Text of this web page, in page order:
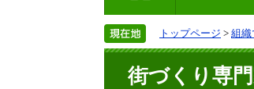
トップページ > 組織
街づくり専